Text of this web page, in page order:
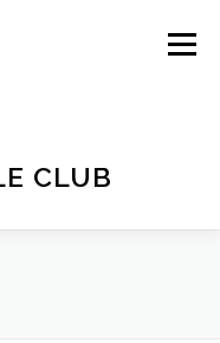
CLUB
Menü